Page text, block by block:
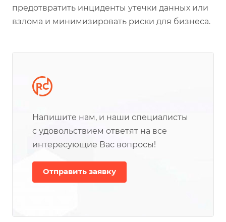
предотвратить инциденты утечки данных или
взлома и минимизировать риски для бизнеса.
Напишите нам, и наши специалисты
с удовольствием ответят на все
интересующие Вас вопросы!
Отправить заявку